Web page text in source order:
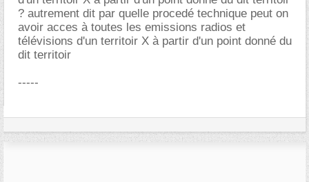
? autrement dit par quelle procedé technique peut on
avoir acces à toutes les emissions radios et
télévisions d'un territoir X à partir d'un point donné du
dit territoir
-----